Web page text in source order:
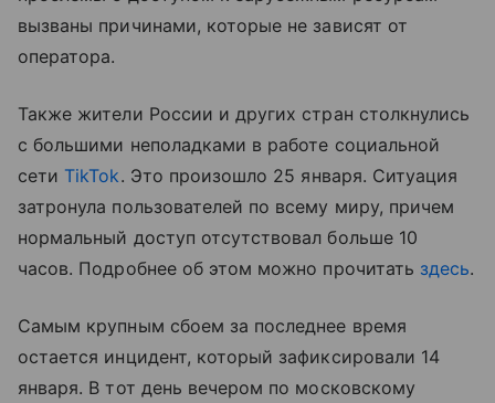
вызваны причинами, которые не зависят от
оператора.
Также жители России и других стран столкнулись
с большими неполадками в работе социальной
сети TikTok. Это произошло 25 января. Ситуация
затронула пользователей по всему миру, причем
нормальный доступ отсутствовал больше 10
часов. Подробнее об этом можно прочитать здесь.
Самым крупным сбоем за последнее время
остается инцидент, который зафиксировали 14
января. В тот день вечером по московскому